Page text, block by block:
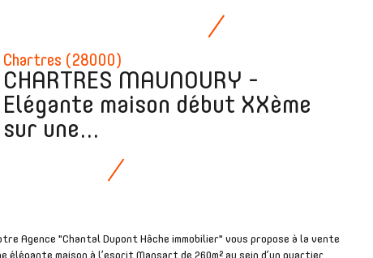
Chartres (28000)
CHARTRES MAUNOURY -
Elégante maison début XXème
sur une...
Agence "Chantal Dupont Hâche immobilier" vous propose à la vente